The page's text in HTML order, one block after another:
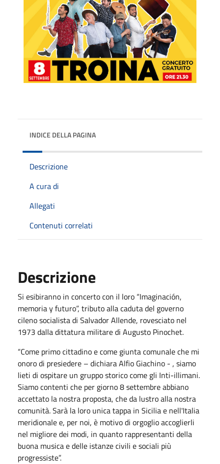
INDICE DELLA PAGINA
Descrizione
A cura di
Allegati
Contenuti correlati
Descrizione
Si esibiranno in concerto con il loro “Imaginación,
memoria y futuro”, tributo alla caduta del governo
cileno socialista di Salvador Allende, rovesciato nel
1973 dalla dittatura militare di Augusto Pinochet.
“Come primo cittadino e come giunta comunale che mi
onoro di presiedere – dichiara Alfio Giachino - , siamo
lieti di ospitare un gruppo storico come gli Inti-illimani.
Siamo contenti che per giorno 8 settembre abbiano
accettato la nostra proposta, che da lustro alla nostra
comunità. Sarà la loro unica tappa in Sicilia e nell'Italia
meridionale e, per noi, è motivo di orgoglio accoglierli
nel migliore dei modi, in quanto rappresentanti della
buona musica e delle istanze civili e sociali più
progressiste”.